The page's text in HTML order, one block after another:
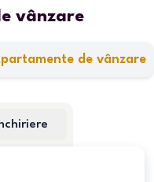
vânzare
de vânzare